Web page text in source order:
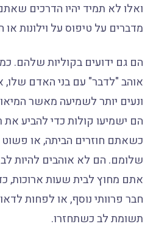
ואלו לא תמיד יהיו הדרכים
מדברים על טיפוס על וילונות או
הם גם ידועים בקוליות שלהם.
אוהב "לדבר" עם בני האדם שלו,
ונעים יותר לשמיעה מאשר
הם ישמיעו קולות כדי להביע את
כשאתם חוזרים הביתה, או
שלומם. הם לא אוהבים להיות
אתם מחוץ לבית שעות ארוכות,
חבר פרוותי נוסף, או לפחות
תשומת לב כשתחזרו.